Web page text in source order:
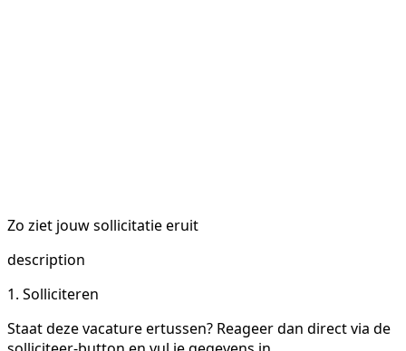
Zo ziet jouw sollicitatie eruit
description
1. Solliciteren
Staat deze vacature ertussen? Reageer dan direct via de